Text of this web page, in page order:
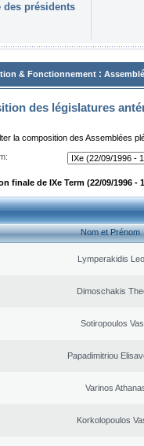
des présidents
& Fonctionnement :
des législatures
la composition des Assemblées
finale de IXe Term (22/09/1996 -
Nom et Prénom
Lymperakidis
Dimoschakis
Sotiropoulos
Papadimitriou
Varinos
Korkolopoulos